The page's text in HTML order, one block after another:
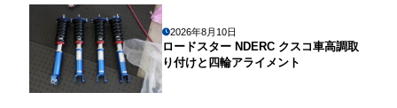
2026年8月10日
ロードスター NDERC クスコ車高調取
り付けと四輪アライメント